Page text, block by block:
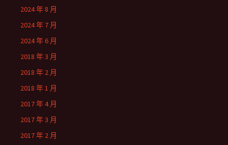
2024 年 8 月
2024 年 7 月
2024 年 6 月
2018 年 3 月
2018 年 2 月
2018 年 1 月
2017 年 4 月
2017 年 3 月
2017 年 2 月